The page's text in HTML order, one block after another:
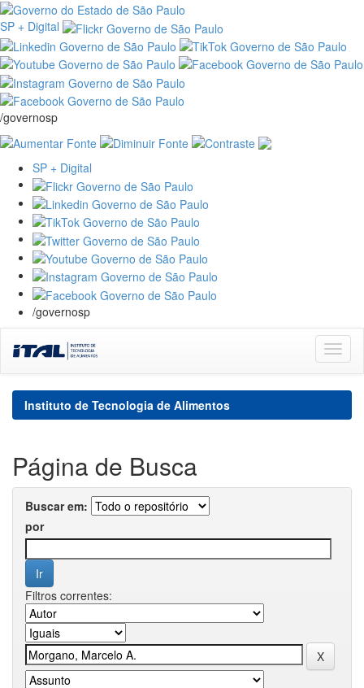
SP + Digital
/governosp
SP + Digital
/governosp
navigation
Instituto de Tecnologia de Alimentos
Página de Busca
Buscar em:
por
Filtros correntes: